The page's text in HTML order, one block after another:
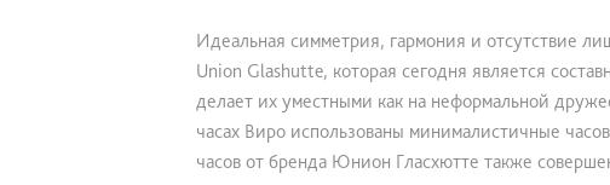
Идеальная симметрия, гармония и отсутствие
Union Glashutte, которая сегодня является
делает их уместными как на неформальной
часах Виро использованы минималистичные
часов от бренда Юнион Гласхютте также